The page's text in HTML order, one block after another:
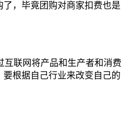
，毕竟团购对商家扣费也是
联网将产品和生产者和消费
根据自己行业来改变自己的